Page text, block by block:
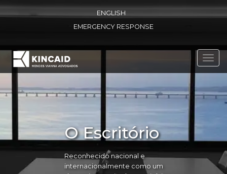
ENGLISH
EMERGENCY RESPONSE
O Escritório
Reconhecido nacional e
internacionalmente como um